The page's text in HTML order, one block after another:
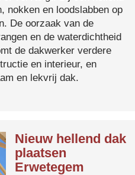
nokken en loodslabben op
De oorzaak van de
en de waterdichtheid
de dakwerker verdere
en interieur, en
en lekvrij dak.
Nieuw hellend dak
plaatsen
Erwetegem